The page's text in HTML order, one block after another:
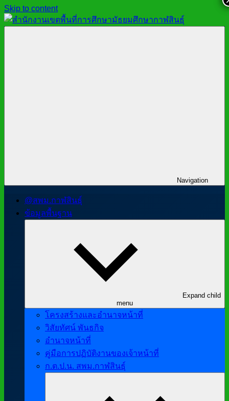
Skip to content
Navigation
@สพม.กาฬสินธุ์
ข้อมูลพื้นฐาน
Expand child
menu
โครงสร้างและอำนาจหน้าที่
วิสัยทัศน์ พันธกิจ
อำนาจหน้าที่
คู่มือการปฏิบัติงานของเจ้าหน้าที่
ก.ต.ป.น. สพม.กาฬสินธุ์